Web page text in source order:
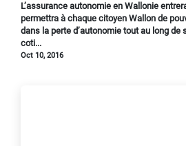
L’assurance autonomie en Wallonie
permettra à chaque citoyen Wallon de
dans la perte d’autonomie tout au long de
coti...
Oct 10, 2016